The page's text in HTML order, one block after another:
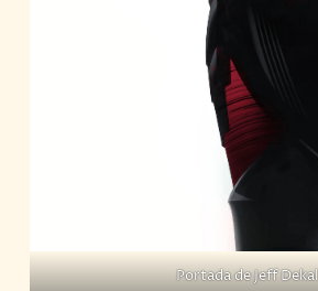
Portada de Jeff Dekal